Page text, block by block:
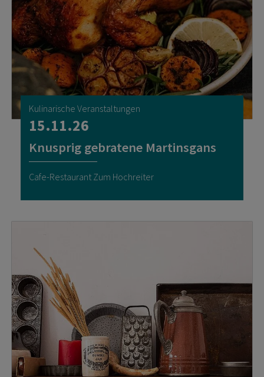
Kulinarische Veranstaltungen
15.11.26
Knusprig gebratene Martinsgans
Cafe-Restaurant Zum Hochreiter